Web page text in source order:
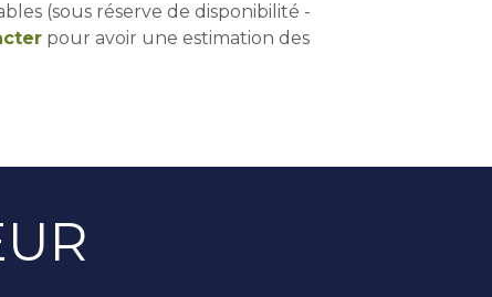
(sous réserve de disponibilité -
pour avoir une estimation des